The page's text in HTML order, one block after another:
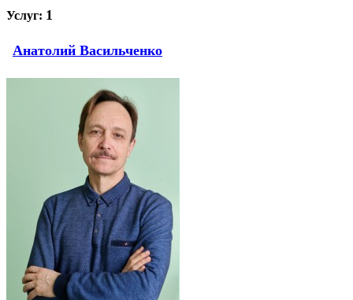
Услуг: 1
Анатолий Васильченко